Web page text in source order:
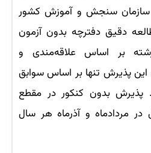
سازمان سنجش و آموزش کشور
دقیق دفترچه بدون آزمون
بر اساس علاقه‌مندی و
این پذیرش تنها بر اساس سوابق
بدون کنکور در مقطع
در مردادماه و آذرماه هر سال